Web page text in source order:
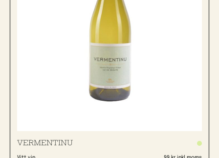
VERMENTINU